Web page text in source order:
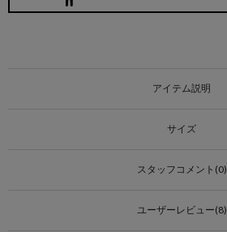
アイテム説明
サイズ
スタッフコメント(0)
ユーザーレビュー(8)